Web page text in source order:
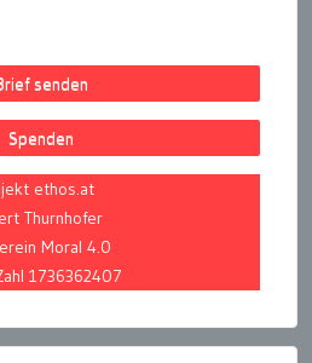
senden
Spenden
ethos.at
Thurnhofer
Moral 4.0
1736362407